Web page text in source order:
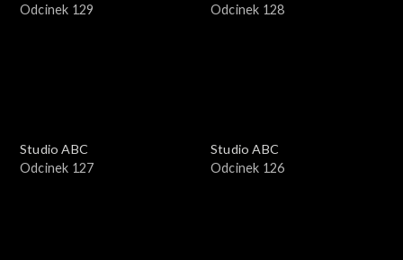
Odcinek 129
Odcinek 128
Studio ABC
Odcinek 127
Studio ABC
Odcinek 126